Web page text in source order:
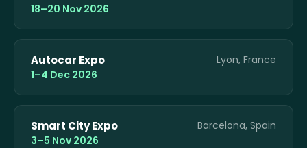
18–20 Nov 2026
Autocar Expo
Lyon, France
1–4 Dec 2026
Smart City Expo
Barcelona, Spain
3–5 Nov 2026